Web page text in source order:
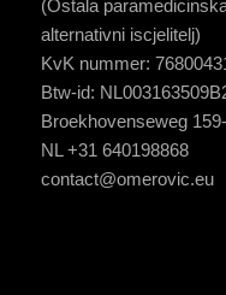
(Ostala
alternativni iscjelitelj)
KvK nummer:
Btw-id:
Broekhovenseweg
NL +31 640198868
contact@omerovic.eu